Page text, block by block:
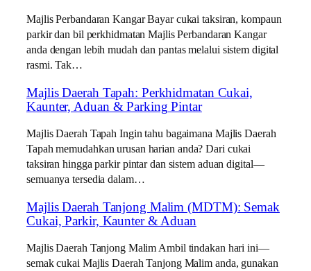
Majlis Perbandaran Kangar Bayar cukai taksiran, kompaun
parkir dan bil perkhidmatan Majlis Perbandaran Kangar
anda dengan lebih mudah dan pantas melalui sistem digital
rasmi. Tak…
Majlis Daerah Tapah: Perkhidmatan Cukai,
Kaunter, Aduan & Parking Pintar
Majlis Daerah Tapah Ingin tahu bagaimana Majlis Daerah
Tapah memudahkan urusan harian anda? Dari cukai
taksiran hingga parkir pintar dan sistem aduan digital—
semuanya tersedia dalam…
Majlis Daerah Tanjong Malim (MDTM): Semak
Cukai, Parkir, Kaunter & Aduan
Majlis Daerah Tanjong Malim Ambil tindakan hari ini—
semak cukai Majlis Daerah Tanjong Malim anda, gunakan